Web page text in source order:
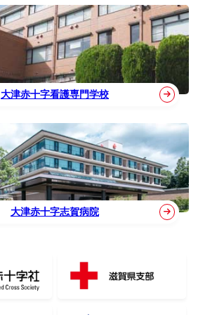
大津赤十字看護専門学校
大津赤十字志賀病院